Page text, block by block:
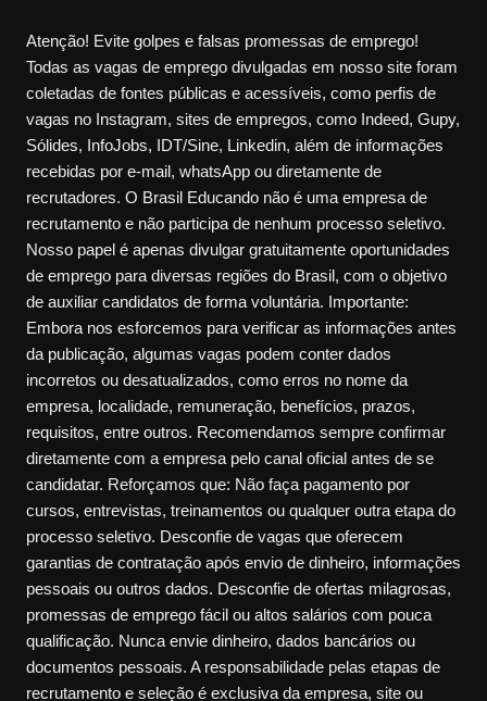
Atenção! Evite golpes e falsas promessas de emprego!
Todas as vagas de emprego divulgadas em nosso site foram
coletadas de fontes públicas e acessíveis, como perfis de
vagas no Instagram, sites de empregos, como Indeed, Gupy,
Sólides, InfoJobs, IDT/Sine, Linkedin, além de informações
recebidas por e-mail, whatsApp ou diretamente de
recrutadores. O Brasil Educando não é uma empresa de
recrutamento e não participa de nenhum processo seletivo.
Nosso papel é apenas divulgar gratuitamente oportunidades
de emprego para diversas regiões do Brasil, com o objetivo
de auxiliar candidatos de forma voluntária. Importante:
Embora nos esforcemos para verificar as informações antes
da publicação, algumas vagas podem conter dados
incorretos ou desatualizados, como erros no nome da
empresa, localidade, remuneração, benefícios, prazos,
requisitos, entre outros. Recomendamos sempre confirmar
diretamente com a empresa pelo canal oficial antes de se
candidatar. Reforçamos que: Não faça pagamento por
cursos, entrevistas, treinamentos ou qualquer outra etapa do
processo seletivo. Desconfie de vagas que oferecem
garantias de contratação após envio de dinheiro, informações
pessoais ou outros dados. Desconfie de ofertas milagrosas,
promessas de emprego fácil ou altos salários com pouca
qualificação. Nunca envie dinheiro, dados bancários ou
documentos pessoais. A responsabilidade pelas etapas de
recrutamento e seleção é exclusiva da empresa, site ou